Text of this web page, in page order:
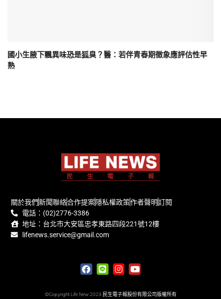
國小生腋下飄異味恐是狐臭？醫：若伴青春期徵象應評估性早
熟
關於我們新聞聯絡合作提案隱私權政策作者聲明訂閱
電話：(02)2776-3386
地址：台北市大安區忠孝東路四段221號12樓
lifenews.service@gmail.com
©Copyright Life New 2023 民生電子報股份有限公司版權所有